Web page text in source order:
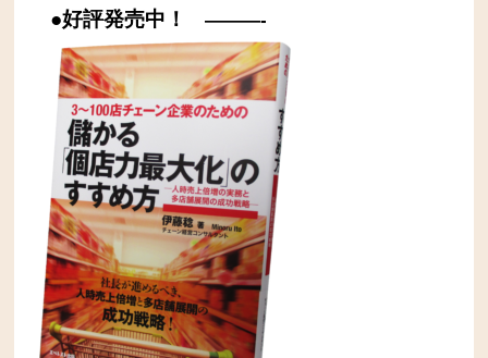
●好評発売中！ ———-